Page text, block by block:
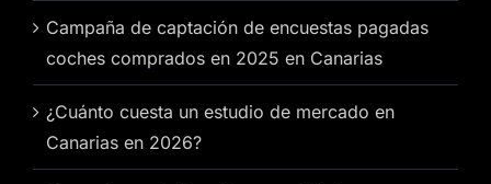
Campaña de captación de encuestas pagadas
coches comprados en 2025 en Canarias
¿Cuánto cuesta un estudio de mercado en
Canarias en 2026?